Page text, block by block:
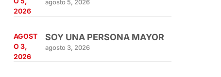
2026
agosto 5, 2026
AGOST
O 3,
2026
SOY UNA PERSONA MAYOR
agosto 3, 2026